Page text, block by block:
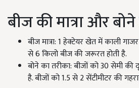
बीज की मात्रा और
बीज मात्रा: 1 हेक्टेयर खेत में काली
से 6 किलो बीज की जरूरत होती है.
बोने का तरीका: बीजों को 30 सेमी की
है. बीजों को 1.5 से 2 सेंटीमीटर की